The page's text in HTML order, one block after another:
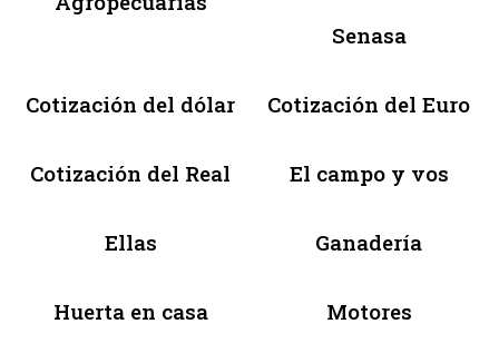
Senasa
Cotización del dólar Cotización del Euro
Cotización del Real El campo y vos
Ellas Ganadería
Huerta en casa Motores